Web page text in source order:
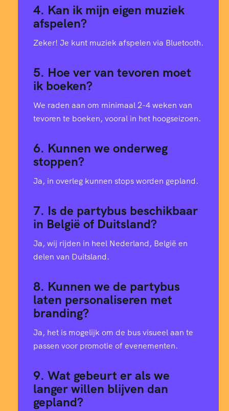
4. Kan ik mijn eigen muziek
afspelen?
Zeker! Je kunt muziek afspelen via Bluetooth.
5. Hoe ver van tevoren moet
ik boeken?
We raden aan om minimaal 2-4 weken van
tevoren te boeken, vooral in het hoogseizoen.
6. Kunnen we onderweg
stoppen?
Ja, in overleg kunnen stops worden gepland.
7. Is de partybus beschikbaar
in België of Duitsland?
Ja, wij rijden in heel Nederland, België en
delen van Duitsland.
8. Kunnen we de partybus
laten personaliseren met
branding?
Ja, het is mogelijk om de bus visueel aan te
passen voor promotie of evenementen.
9. Wat gebeurt er als we
langer willen blijven dan
gepland?